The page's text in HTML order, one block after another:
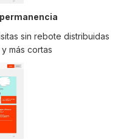
sin rebote distribuidas
más cortas